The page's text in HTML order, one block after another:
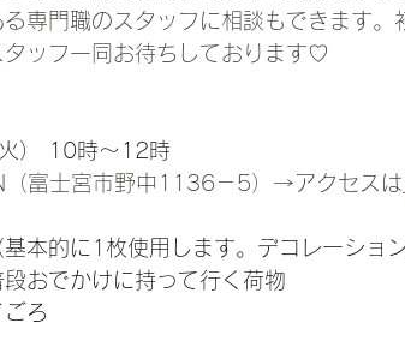
専門職のスタッフに相談もできます。
ッフ一同お待ちしております♡
） 10時～12時
（富士宮市野中1136－5）→アクセスは
本的に1枚使用します。デコレーショ
おでかけに持って行く荷物
ろ